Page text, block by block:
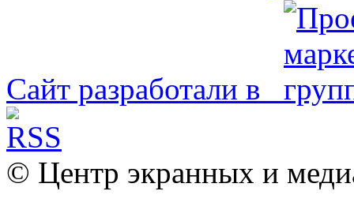
Сайт разработали в
© Центр экранных и